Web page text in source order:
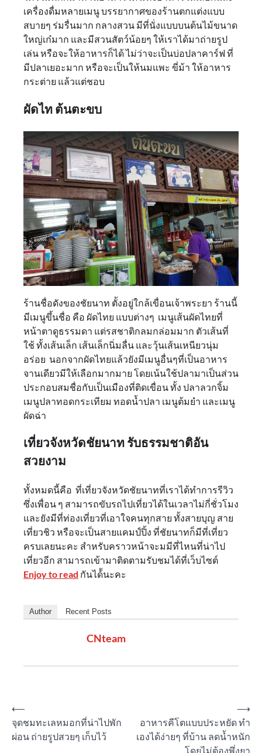
เครื่องดื่มหลายเมนู บรรยากาศของร้านตกแต่งแบบ
สบายๆ ร่มรื่นมาก กลางสวน มีที่นั่งแบบบนต้นไม้ขนาด
ใหญ่เก๋มาก และมีสวนสัตว์น้อยๆ ให้เราได้มาถ่ายรูป
เล่น หรือจะให้อาหารก็ได้ ไม่ว่าจะเป็นบ่อปลาคาร์ฟ ที่
มีปลาเยอะมาก หรือจะเป็นให้นมแพะ ขี่ม้า ให้อาหาร
กระต่าย แล้วแต่ชอบ
ผัดไท ต้นตะขบ
ร้านชื่อดังของชัยนาท ตั้งอยู่ใกล้เขื่อนเจ้าพระยา ร้านนี้
มีเมนูขึ้นชื่อ คือ ผัดไทย แบบต่างๆ เมนูเส้นผัดไทยที่
หน้าตาดูธรรมดา แต่รสชาติกลมกล่อมมาก ตัวเส้นที่
ใช้ ทั้งเส้นเล็ก เส้นเล็กนิ่มลื่น และวุ้นเส้นเหนียวนุ่ม
อร่อย นอกจากผัดไทยแล้วยังมีเมนูอื่นๆที่เป็นอาหาร
จานเดียวมีให้เลือกมากมาย โดยเน้นใช้ปลามาเป็นส่วน
ประกอบสมชื่อกับเป็นเมืองที่ติดเขื่อน ทั้ง ปลาลวกจิ้ม
เมนูปลาทอดกระเทียม ทอดน้ำปลา เมนูต้มยำ และเมนู
ผัดฉ่า
เที่ยวจังหวัดชัยนาท รับธรรมชาติอัน
สวยงาม
ทั้งหมดนี้คือ ที่เที่ยวจังหวัดชัยนาทที่เราได้ทำการรีวิว
ซึ่งเพื่อน ๆ สามารถขับรถไปเที่ยวได้ในเวลาไม่กี่ชั่วโมง
และยังมีที่ท่องเที่ยวที่เอาใจคนทุกสาย ทั้งสายบุญ สาย
เที่ยวชิว หรือจะเป็นสายแคมป์ปิ้ง ที่ชัยนาทก็มีที่เที่ยว
ครบเลยนะคะ สำหรับคราวหน้าจะมมีที่ไหนที่น่าไป
เที่ยวอีก สามารถเข้ามาติดตามรับชมได้ที่เว็บไซต์
Enjoy to read กันได้้นะคะ
Author Recent Posts
CNteam
Post
navigation
⟵
จุดชมทะเลหมอกที่น่าไปพัก
ผ่อน ถ่ายรูปสวยๆ เก็บไว้
อาหารคีโตแบบประหยัด ทำ
เองได้ง่ายๆ ที่บ้าน ลดน้ำหนัก
โดยไม่ต้องพึ่งยา
⟶